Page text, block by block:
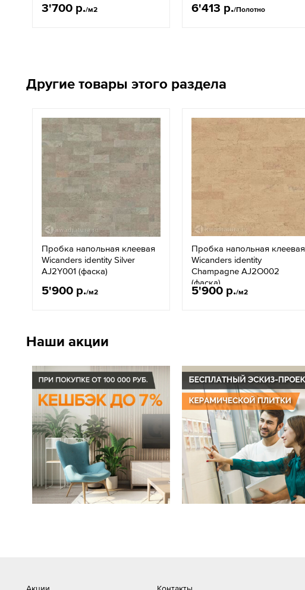
3'700 р./м2 6'413 р./Полотно
Другие товары этого раздела
Пробка напольная клеевая
Wicanders identity Silver
AJ2Y001 (фаска)
5'900 р./м2
Пробка напольная клеевая
Wicanders identity
Champagne AJ2O002
(фаска)
5'900 р./м2
Наши акции
Акции Контакты